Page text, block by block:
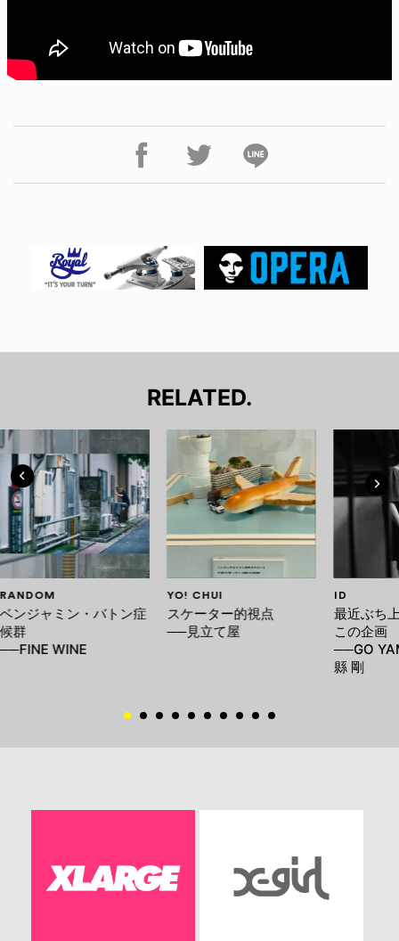
RELATED.
RANDOM
ベンジャミン・バトン症
候群
──FINE WINE
YO! CHUI
スケーター的視点
──見立て屋
ID
最近ぶち
この企画
──GO
縣 剛